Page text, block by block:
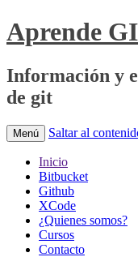
Aprende
Información y
de git
Menú Saltar al
Inicio
Bitbucket
Github
XCode
¿Quienes somos?
Cursos
Contacto